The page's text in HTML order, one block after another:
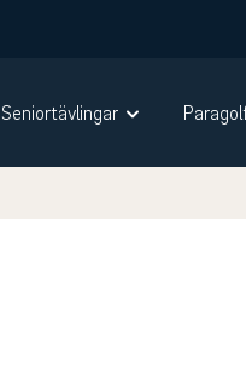
Seniortävlingar